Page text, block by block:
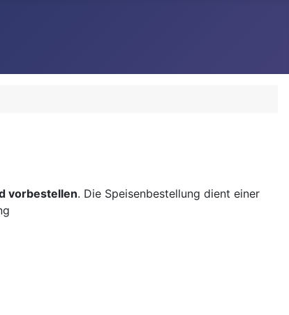
vorbestellen. Die Speisenbestellung dient einer